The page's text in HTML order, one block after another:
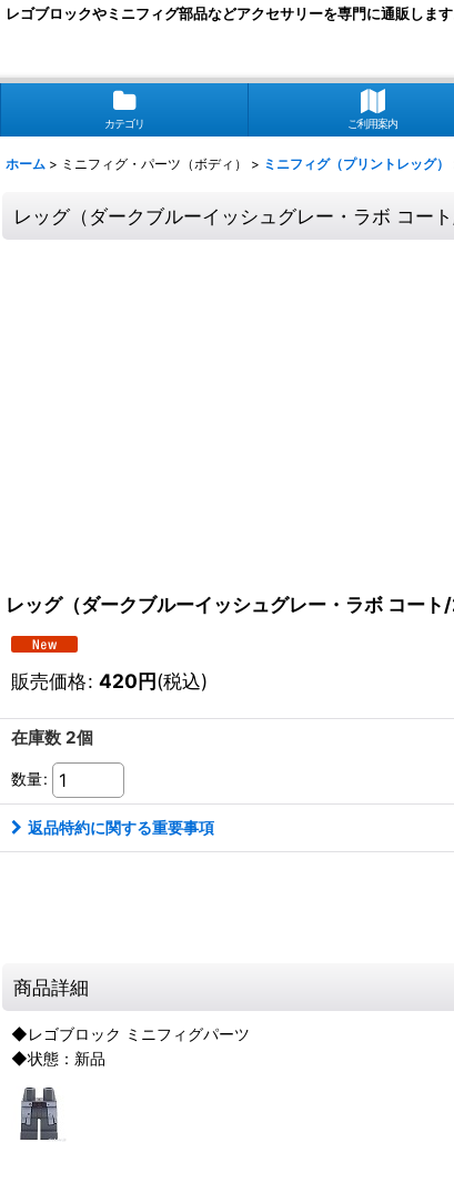
レゴブロックやミニフィグ部品などアクセサリーを専門に通販します
カテゴリ ご利用案内
ホーム > ミニフィグ・パーツ（ボディ） > ミニフィグ（プリントレッグ）
レッグ（ダークブルーイッシュグレー・ラボ コー
レッグ（ダークブルーイッシュグレー・ラボ コート/
販売価格: 420円(税込)
在庫数 2個
数量:
返品特約に関する重要事項
商品詳細
◆レゴブロック ミニフィグパーツ
◆状態：新品